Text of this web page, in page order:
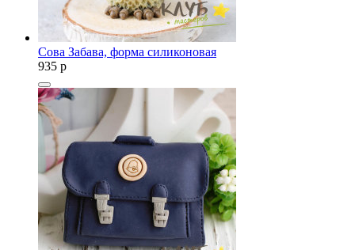
Сова Забава, форма силиконовая
935 p